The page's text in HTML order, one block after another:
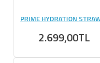
2.699,00TL